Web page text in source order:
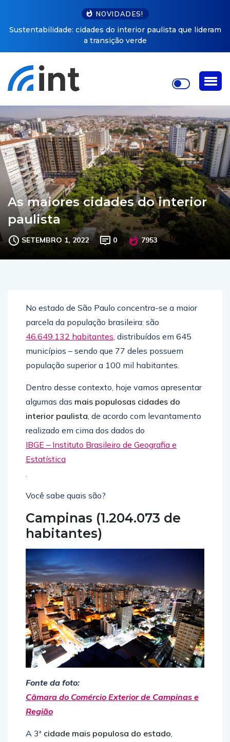
NOVIDADES!
Sustentabilidade: cidades do interior paulista que lideram
a transição verde
As maiores cidades do interior
paulista
SETEMBRO 1, 2022 0 7953
No estado de São Paulo concentra-se a maior
parcela da população brasileira: são
46.649.132 habitantes , distribuídos em 645
municípios – sendo que 77 deles possuem
população superior a 100 mil habitantes.
Dentro desse contexto, hoje vamos apresentar
algumas das mais populosas cidades do
interior paulista , de acordo com levantamento
realizado em cima dos dados do
IBGE – Instituto Brasileiro de Geografia e
Estatística
Você sabe quais são?
Campinas (1.204.073 de
habitantes)
Fonte da foto:
Câmara do Comércio Exterior de Campinas e
Região
A 3ª cidade mais populosa do estado,